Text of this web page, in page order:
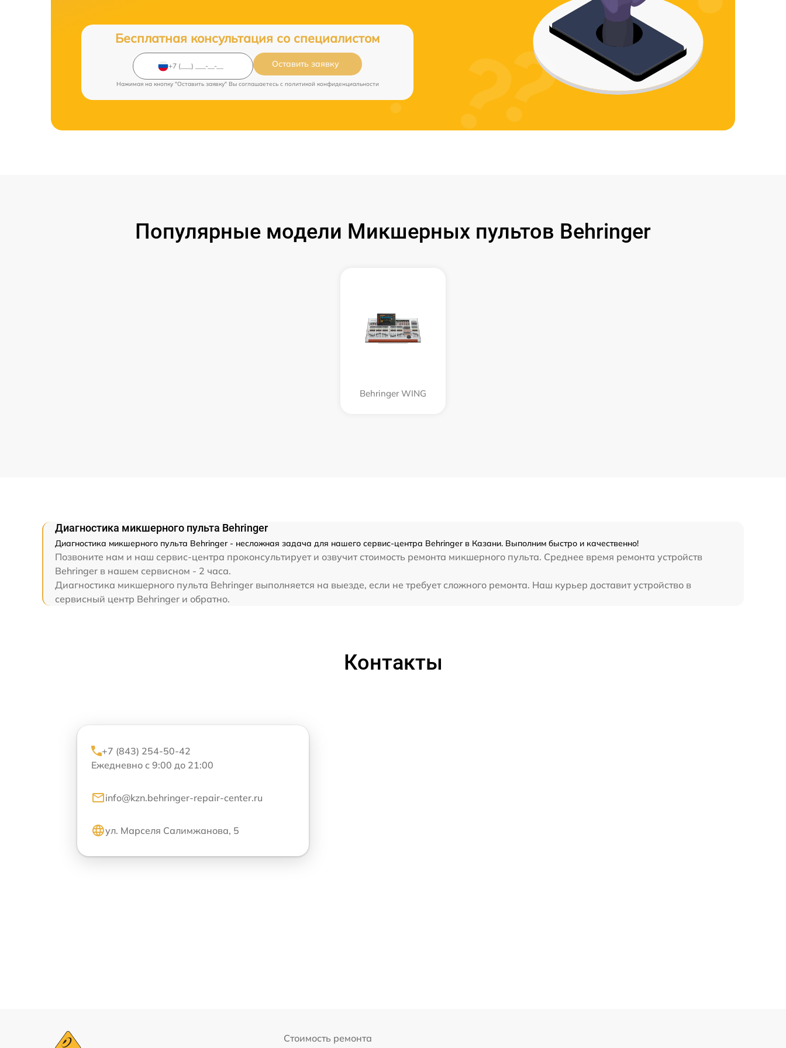
Бесплатная консультация со специалистом
Оставить заявку
Нажимая на кнопку "Оставить заявку" Вы соглашаетесь c политикой конфиденциальности
Популярные модели Микшерных пультов Behringer
Behringer WING
Диагностика микшерного пульта Behringer
Диагностика микшерного пульта Behringer - несложная задача для нашего сервис-центра Behringer в Казани. Выполним быстро и качественно!
Позвоните нам и наш сервис-центра проконсультирует и озвучит стоимость ремонта микшерного пульта. Среднее время ремонта устройств
Behringer в нашем сервисном - 2 часа.
Диагностика микшерного пульта Behringer выполняется на выезде, если не требует сложного ремонта. Наш курьер доставит устройство в
сервисный центр Behringer и обратно.
Контакты
+7 (843) 254-50-42
Ежедневно с 9:00 до 21:00
info@kzn.behringer-repair-center.ru
ул. Марселя Салимжанова, 5
Стоимость ремонта